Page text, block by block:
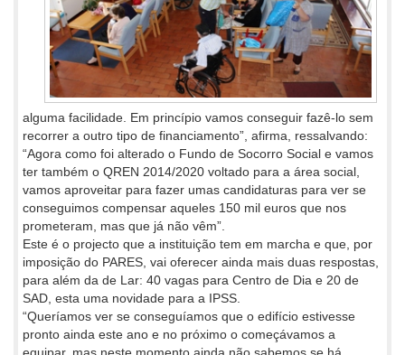
alguma facilidade. Em princípio vamos conseguir fazê-lo sem
recorrer a outro tipo de financiamento”, afirma, ressalvando:
“Agora como foi alterado o Fundo de Socorro Social e vamos
ter também o QREN 2014/2020 voltado para a área social,
vamos aproveitar para fazer umas candidaturas para ver se
conseguimos compensar aqueles 150 mil euros que nos
prometeram, mas que já não vêm”.
Este é o projecto que a instituição tem em marcha e que, por
imposição do PARES, vai oferecer ainda mais duas respostas,
para além da de Lar: 40 vagas para Centro de Dia e 20 de
SAD, esta uma novidade para a IPSS.
“Queríamos ver se conseguíamos que o edifício estivesse
pronto ainda este ano e no próximo o começávamos a